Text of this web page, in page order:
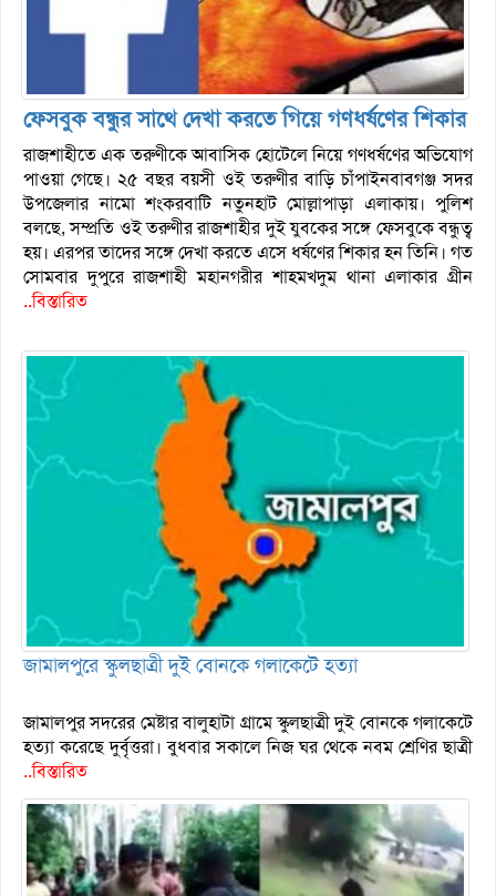
ফেসবুক বন্ধুর সাথে দেখা করতে গিয়ে গণধর্ষণের শিকার
রাজশাহীতে এক তরুণীকে আবাসিক হোটেলে নিয়ে গণধর্ষণের অভিযোগ
পাওয়া গেছে। ২৫ বছর বয়সী ওই তরুণীর বাড়ি চাঁপাইনবাবগঞ্জ সদর
উপজেলার নামো শংকরবাটি নতুনহাট মোল্লাপাড়া এলাকায়। পুলিশ
বলছে, সম্প্রতি ওই তরুণীর রাজশাহীর দুই যুবকের সঙ্গে ফেসবুকে বন্ধুত্ব
হয়। এরপর তাদের সঙ্গে দেখা করতে এসে ধর্ষণের শিকার হন তিনি। গত
সোমবার দুপুরে রাজশাহী মহানগরীর শাহমখদুম থানা এলাকার গ্রীন
..বিস্তারিত
জামালপুরে স্কুলছাত্রী দুই বোনকে গলাকেটে হত্যা
জামালপুর সদরের মেষ্টার বালুহাটা গ্রামে স্কুলছাত্রী দুই বোনকে গলাকেটে
হত্যা করেছে দুর্বৃত্তরা। বুধবার সকালে নিজ ঘর থেকে নবম শ্রেণির ছাত্রী
..বিস্তারিত